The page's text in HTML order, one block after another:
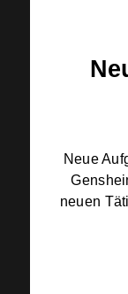
Neue
neuen